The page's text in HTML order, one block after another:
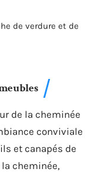
de verdure et de
de la cheminée
conviviale
et canapés de
cheminée,